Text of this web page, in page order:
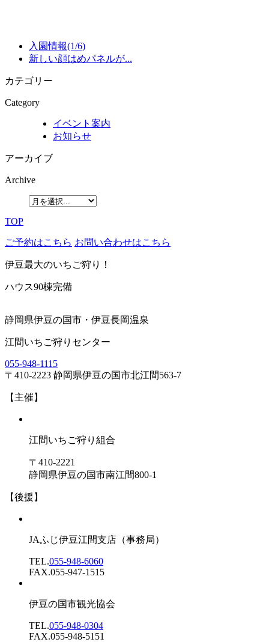
入園情報(1/6)
新しい顔はめパネルが...
カテゴリー
Category
イベント案内
お知らせ
アーカイブ
Archive
TOP
ご予約はこちら お問い合わせはこちら
伊豆最大のいちご狩り！
ハウス90棟完備
静岡県伊豆の国市・伊豆長岡温泉
江間いちご狩りセンター
055-948-1115
〒410-2223 静岡県伊豆の国市北江間563-7
【主催】
江間いちご狩り組合
〒410-2221
静岡県伊豆の国市南江間800-1
【後援】
JAふじ伊豆江間支店 （事務局）
TEL.055-948-6060
FAX.055-947-1515
伊豆の国市観光協会
TEL.055-948-0304
FAX.055-948-5151